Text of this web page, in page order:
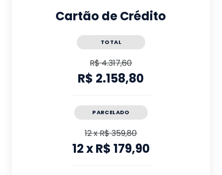
Cartão de Crédito
TOTAL
R$ 4.317,60
R$ 2.158,80
PARCELADO
12xR$ 359,80
12xR$ 179,90